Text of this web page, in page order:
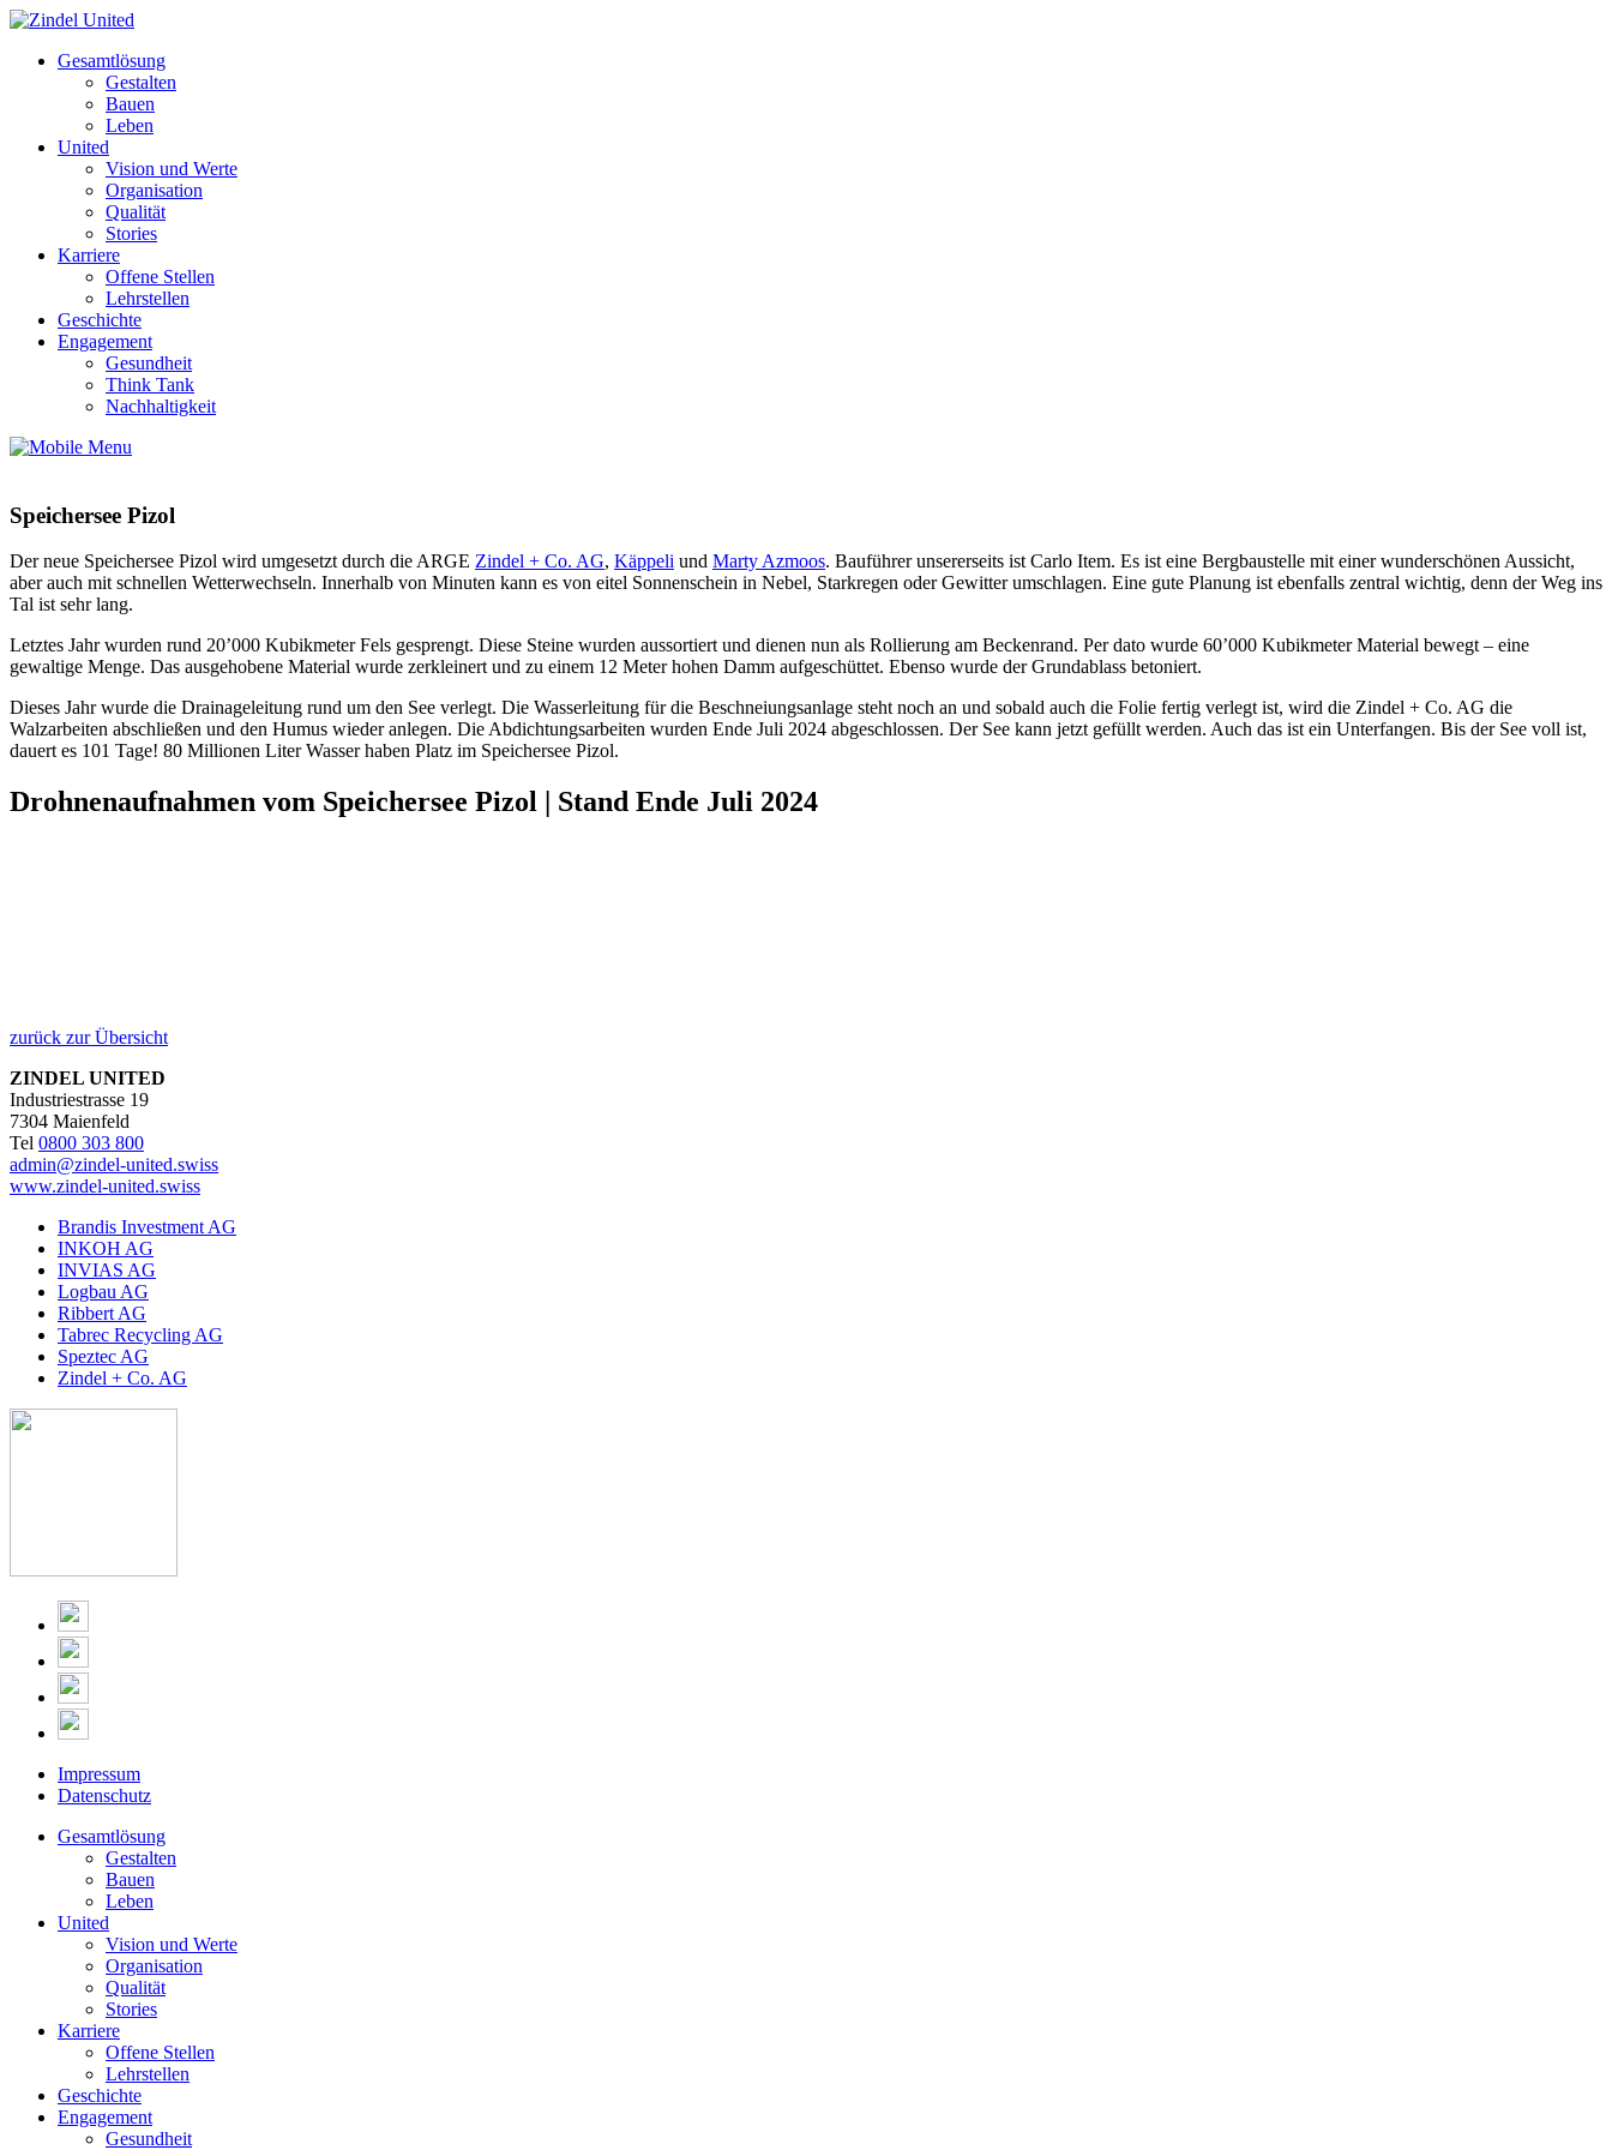
Gesamtlösung
Gestalten
Bauen
Leben
United
Vision und Werte
Organisation
Qualität
Stories
Karriere
Offene Stellen
Lehrstellen
Geschichte
Engagement
Gesundheit
Think Tank
Nachhaltigkeit
Speichersee Pizol
Der neue Speichersee Pizol wird umgesetzt durch die ARGE Zindel + Co. AG, Käppeli und Marty Azmoos. Bauführer unsererseits ist Carlo Item. Es ist eine Bergbaustelle mit einer wunderschönen Aussicht,
aber auch mit schnellen Wetterwechseln. Innerhalb von Minuten kann es von eitel Sonnenschein in Nebel, Starkregen oder Gewitter umschlagen. Eine gute Planung ist ebenfalls zentral wichtig, denn der Weg ins
Tal ist sehr lang.
Letztes Jahr wurden rund 20’000 Kubikmeter Fels gesprengt. Diese Steine wurden aussortiert und dienen nun als Rollierung am Beckenrand. Per dato wurde 60’000 Kubikmeter Material bewegt – eine
gewaltige Menge. Das ausgehobene Material wurde zerkleinert und zu einem 12 Meter hohen Damm aufgeschüttet. Ebenso wurde der Grundablass betoniert.
Dieses Jahr wurde die Drainageleitung rund um den See verlegt. Die Wasserleitung für die Beschneiungsanlage steht noch an und sobald auch die Folie fertig verlegt ist, wird die Zindel + Co. AG die
Walzarbeiten abschließen und den Humus wieder anlegen. Die Abdichtungsarbeiten wurden Ende Juli 2024 abgeschlossen. Der See kann jetzt gefüllt werden. Auch das ist ein Unterfangen. Bis der See voll ist,
dauert es 101 Tage! 80 Millionen Liter Wasser haben Platz im Speichersee Pizol.
Drohnenaufnahmen vom Speichersee Pizol | Stand Ende Juli 2024
zurück zur Übersicht
ZINDEL UNITED
Industriestrasse 19
7304 Maienfeld
Tel 0800 303 800
admin@zindel-united.swiss
www.zindel-united.swiss
Brandis Investment AG
INKOH AG
INVIAS AG
Logbau AG
Ribbert AG
Tabrec Recycling AG
Speztec AG
Zindel + Co. AG
Impressum
Datenschutz
Gesamtlösung
Gestalten
Bauen
Leben
United
Vision und Werte
Organisation
Qualität
Stories
Karriere
Offene Stellen
Lehrstellen
Geschichte
Engagement
Gesundheit